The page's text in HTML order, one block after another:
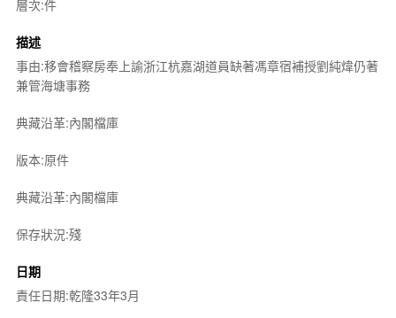
層次:件
描述
事由:移會稽察房奉上諭浙江杭嘉湖道員缺著馮章宿補授劉純煒仍著
兼管海塘事務
典藏沿革:內閣檔庫
版本:原件
典藏沿革:內閣檔庫
保存狀況:殘
日期
責任日期:乾隆33年3月